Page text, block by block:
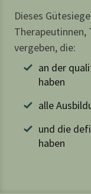
Dieses
Therapeutinnen,
vergeben, die:
an der
haben
alle
und die
haben